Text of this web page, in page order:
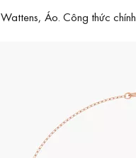
Áo. Công thức